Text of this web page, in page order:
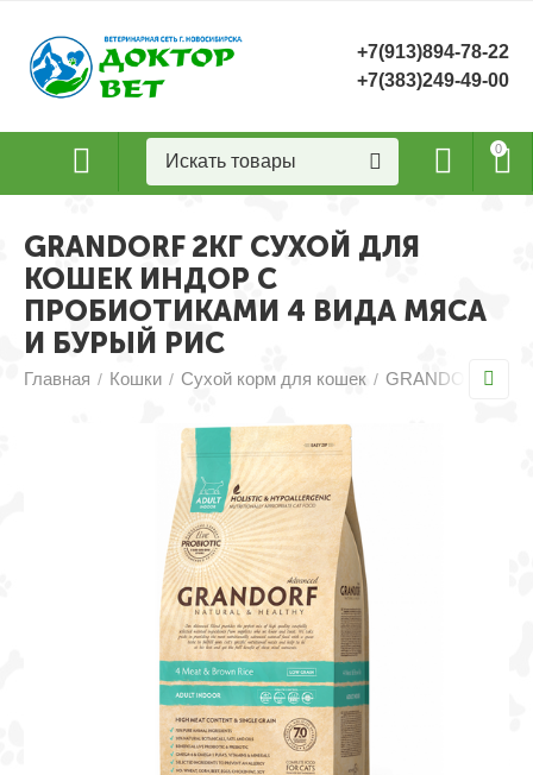
+7(913)894-78-22
+7(383)249-49-00
0
GRANDORF 2КГ СУХОЙ ДЛЯ
КОШЕК ИНДОР С
ПРОБИОТИКАМИ 4 ВИДА МЯСА
И БУРЫЙ РИС
Главная / Кошки / Сухой корм для кошек / GRANDORF